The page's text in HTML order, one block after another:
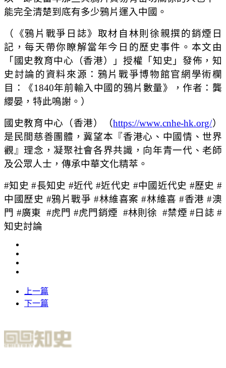
能完全清楚到底有多少鴉片運入中國。
（《鴉片戰爭日誌》取材自林則徐親撰的銷煙日
記，每天帶你瞭解當年今日的歷史事件。本文由
「國史教育中心（香港）」授權「知史」發佈，知
史討論的資料來源：鴉片戰爭博物館官網學術欄
目：《1840年前輸入中國的鴉片數量》，作者：龔
纓晏，特此鳴謝。）
國史教育中心（香港）（https://www.cnhe-hk.org/）
是民間慈善團體，冀望本『香港心、中國情、世界
觀』理念，凝聚社會各界共識，向年青一代、老師
及公眾人士，傳承中華文化精萃。
#知史 #長知史 #近代 #近代史 #中國近代史 #歷史 #
中國歷史 #鴉片戰爭 #林維喜案 #林維喜 #香港 #澳
門 #廣東 #虎門 #虎門銷煙 #林則徐 #禁煙 #日誌 #
知史討論
上一篇
下一篇